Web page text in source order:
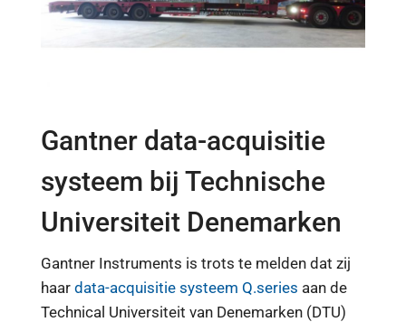
Gantner data-acquisitie
systeem bij Technische
Universiteit Denemarken
Gantner Instruments is trots te melden dat zij
haar data-acquisitie systeem Q.series aan de
Technical Universiteit van Denemarken (DTU)